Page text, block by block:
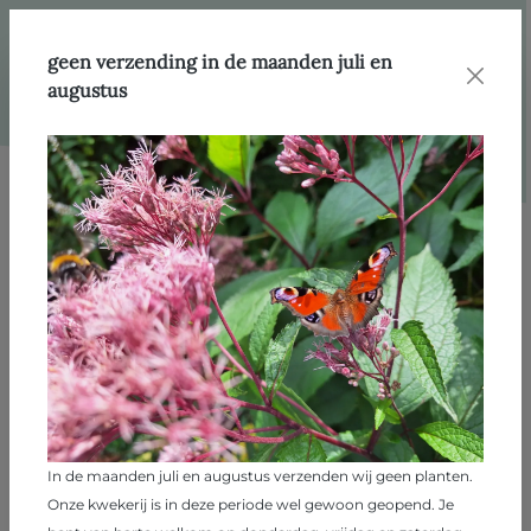
Filter
Filter
De eetbare tuin731 producten
Acca sellowiana 'Coolidgei'
geen verzending in de maanden juli en
augustus
In de maanden juli en augustus verzenden wij geen planten.
Onze kwekerij is in deze periode wel gewoon geopend. Je